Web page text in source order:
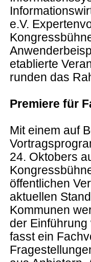
e.V.
etablierte
runden das
Premiere für
Mit einem auf
24. Oktobers
öffentlichen
aktuellen
Kommunen
der
fasst ein